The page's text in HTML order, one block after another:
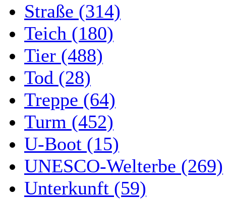
Straße (314)
Teich (180)
Tier (488)
Tod (28)
Treppe (64)
Turm (452)
U-Boot (15)
UNESCO-Welterbe (269)
Unterkunft (59)